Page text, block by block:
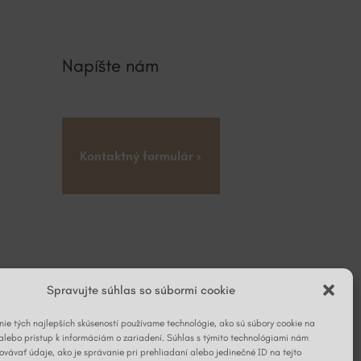
Spravujte súhlas so súbormi cookie
tých najlepších skúseností používame technológie, ako sú súbory cookie na
prístup k informáciám o zariadení. Súhlas s týmito technológiami nám
údaje, ako je správanie pri prehliadaní alebo jedinečné ID na tejto
Napíšte nám
Kontaktný formulár ›